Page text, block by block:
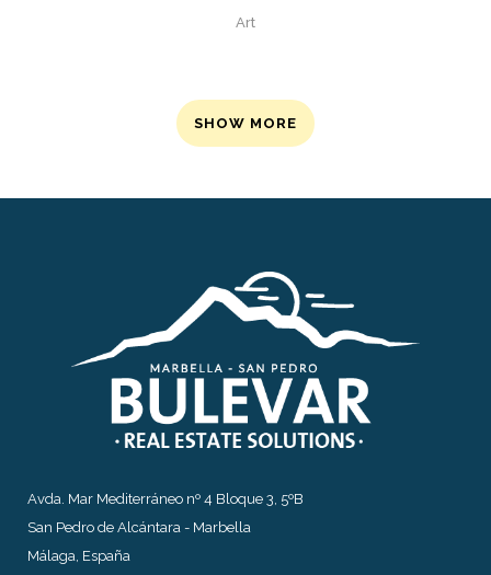
Art
SHOW MORE
Avda. Mar Mediterráneo nº 4 Bloque 3, 5ºB
San Pedro de Alcántara - Marbella
Málaga, España